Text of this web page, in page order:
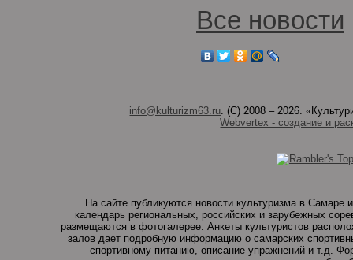
Все новости
info@kulturizm63.ru. (C) 2008 – 2026.
Webvertex - создание и
На сайте публикуются новости культуризма в
календарь региональных, российских и зарубежных
размещаются в фотогалерее. Анкеты культуристов
залов дает подробную информацию о самарских
спортивному питанию, описание упражнений и т.д.